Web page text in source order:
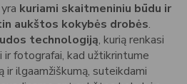
kuriami skaitmeniniu būdu ir
aukštos kokybės drobės.
technologiją, kurią renkasi
ir fotografai, kad užtikrintume
ilgaamžiškumą, suteikdami